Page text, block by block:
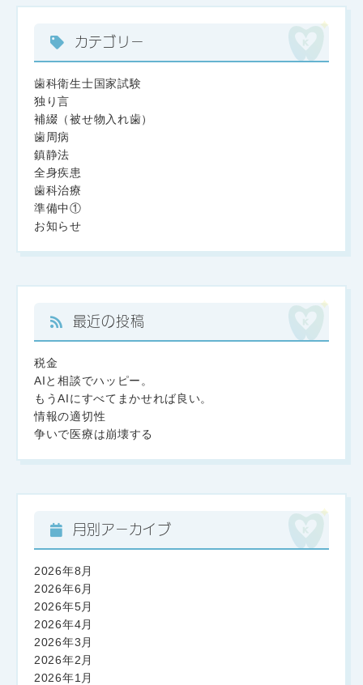
カテゴリー
歯科衛生士国家試験
独り言
補綴（被せ物入れ歯）
歯周病
鎮静法
全身疾患
歯科治療
準備中①
お知らせ
最近の投稿
税金
AIと相談でハッピー。
もうAIにすべてまかせれば良い。
情報の適切性
争いで医療は崩壊する
月別アーカイブ
2026年8月
2026年6月
2026年5月
2026年4月
2026年3月
2026年2月
2026年1月